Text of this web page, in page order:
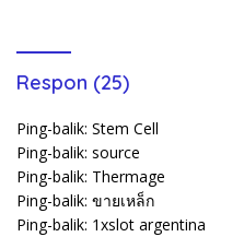
Respon (25)
Ping-balik: Stem Cell
Ping-balik: source
Ping-balik: Thermage
Ping-balik: ขายเหล็ก
Ping-balik: 1xslot argentina